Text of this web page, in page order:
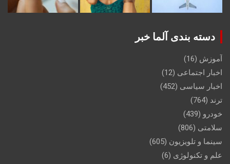
دسته بندی آلما خبر
آموزش (16)
اخبار اجتماعی (12)
اخبار سیاسی (452)
ترند (764)
خودرو (439)
سلامتی (806)
سینما و تلویزیون (605)
علم و تکنولوژی (6)